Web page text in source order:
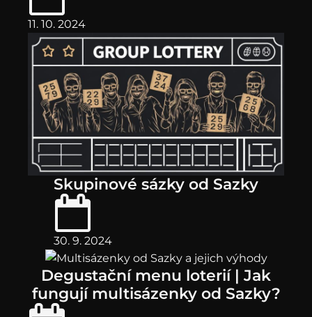
11. 10. 2024
Skupinové sázky od Sazky
30. 9. 2024
Degustační menu loterií | Jak
fungují multisázenky od Sazky?